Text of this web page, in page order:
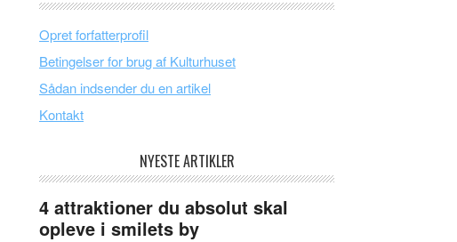
Opret forfatterprofil
Betingelser for brug af Kulturhuset
Sådan indsender du en artikel
Kontakt
NYESTE ARTIKLER
4 attraktioner du absolut skal
opleve i smilets by